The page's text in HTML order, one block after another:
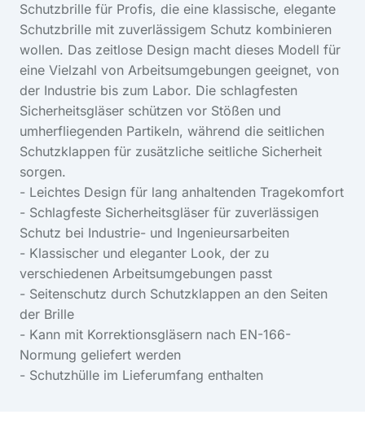
Schutzbrille für Profis, die eine klassische, elegante
Schutzbrille mit zuverlässigem Schutz kombinieren
wollen. Das zeitlose Design macht dieses Modell für
eine Vielzahl von Arbeitsumgebungen geeignet, von
der Industrie bis zum Labor. Die schlagfesten
Sicherheitsgläser schützen vor Stößen und
umherfliegenden Partikeln, während die seitlichen
Schutzklappen für zusätzliche seitliche Sicherheit
sorgen.
- Leichtes Design für lang anhaltenden Tragekomfort
- Schlagfeste Sicherheitsgläser für zuverlässigen
Schutz bei Industrie- und Ingenieursarbeiten
- Klassischer und eleganter Look, der zu
verschiedenen Arbeitsumgebungen passt
- Seitenschutz durch Schutzklappen an den Seiten
der Brille
- Kann mit Korrektionsgläsern nach EN-166-
Normung geliefert werden
- Schutzhülle im Lieferumfang enthalten